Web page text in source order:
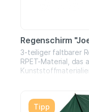
Regenschirm
3-teiliger faltbarer
RPET-Material, das
Tipp